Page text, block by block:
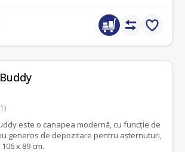
este o canapea modernă, cu funcție de
generos de depozitare pentru așternuturi,
x 89 cm.